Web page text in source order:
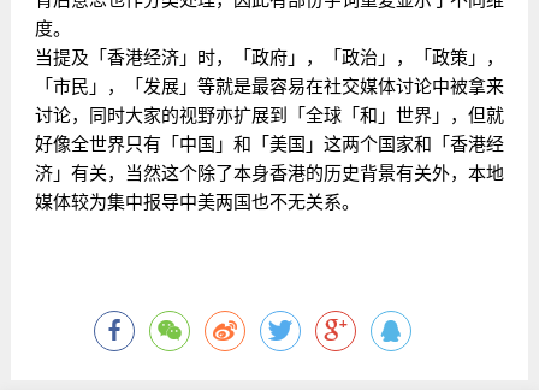
度。
当提及「香港经济」时，「政府」，「政治」，「政策」，
「市民」，
「发展」等就是最容易在社交媒体讨论中被拿来
讨论，同时大家的视野亦扩展到「全球「和」世界」， 但就
好像全世界只有「中国」和「美国」这两个国家和「香港经
济」有关， 当然这个除了本身香港的历史背景有关外，本地
媒体较为集中报导中美两国也不无关系。